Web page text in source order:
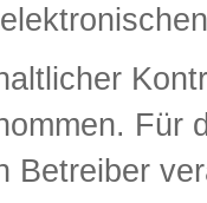
Für
Betreiber